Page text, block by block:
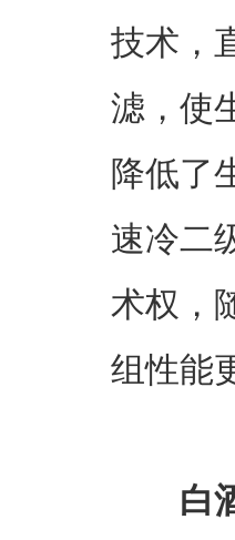
技术，
滤，使
降低了
速冷二
术权，
组性能
白